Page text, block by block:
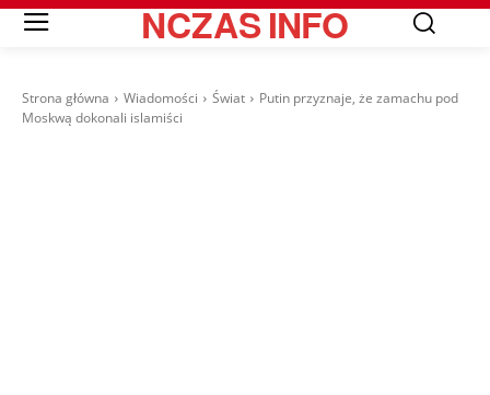
NCZASINFO
Strona główna Wiadomości Świat
Putin przyznaje, że zamachu pod
Moskwą dokonali islamiści